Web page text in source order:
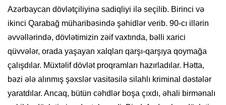
Azərbaycan dövlətçiliyinə sadiqliyi ilə seçilib. Birinci və
ikinci Qarabağ müharibəsində şəhidlər verib. 90-cı illərin
əvvəllərində, dövlətimizin zəif vaxtında, bəlli xarici
qüvvələr, orada yaşayan xalqları qarşı-qarşıya qoymağa
çalışdılar. Müxtəlif dövlət proqramları hazırladılar. Hətta,
bəzi ələ alınmış şəxslər vasitəsilə silahlı kriminal dəstələr
yaratdılar. Ancaq, bütün cəhdlər boşa çıxdı, əhali birmənalı